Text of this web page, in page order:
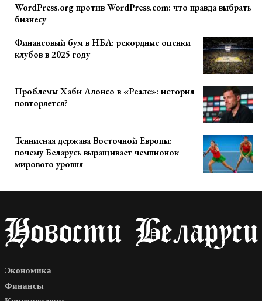
WordPress.org против WordPress.com: что правда выбрать
бизнесу
Финансовый бум в НБА: рекордные оценки
клубов в 2025 году
Проблемы Хаби Алонсо в «Реале»: история
повторяется?
Теннисная держава Восточной Европы:
почему Беларусь выращивает чемпионок
мирового уровня
Экономика
Финансы